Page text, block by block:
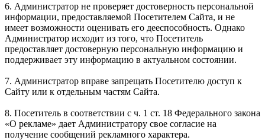
6. Администратор не проверяет достоверность персональной
информации, предоставляемой Посетителем Сайта, и не
имеет возможности оценивать его дееспособность. Однако
Администратор исходит из того, что Посетитель
предоставляет достоверную персональную информацию и
поддерживает эту информацию в актуальном состоянии.
7. Администратор вправе запрещать Посетителю доступ к
Сайту или к отдельным частям Сайта.
8. Посетитель в соответствии с ч. 1 ст. 18 Федерального закона
«О рекламе» дает Администратору свое согласие на
получение сообщений рекламного характера.